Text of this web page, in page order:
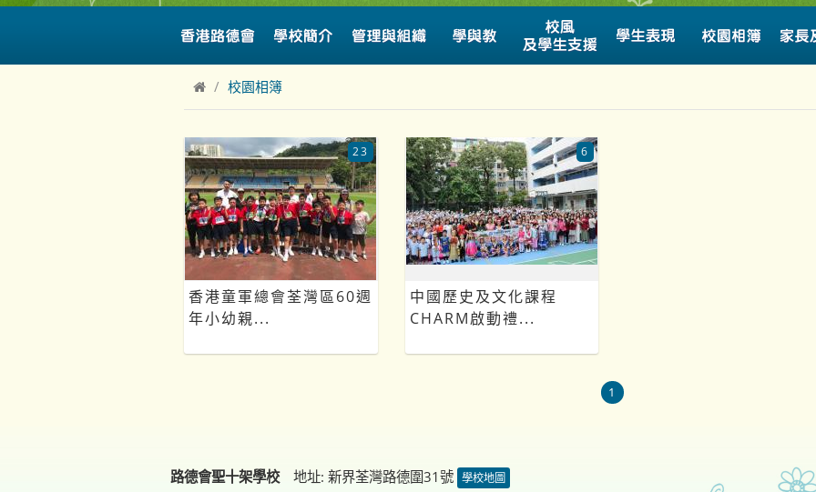
校園相簿
香港童軍總會荃灣區60週
年小幼親...
23
中國歷史及文化課程
CHARM啟動禮...
6
1
路德會聖十架學校 地址: 新界荃灣路德圍31號 學校地圖